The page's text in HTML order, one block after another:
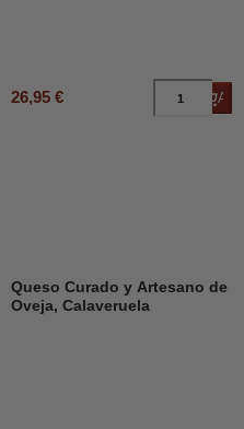
al carrito
26,95 €
Queso Curado y Artesano de
Oveja, Calaveruela